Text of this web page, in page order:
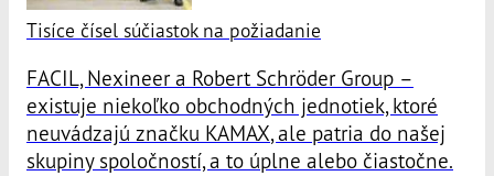
Tisíce čísel súčiastok na požiadanie
FACIL, Nexineer a Robert Schröder Group –
existuje niekoľko obchodných jednotiek, ktoré
neuvádzajú značku KAMAX, ale patria do našej
skupiny spoločností, a to úplne alebo čiastočne.